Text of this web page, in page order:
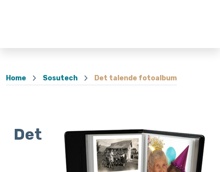
Home Sosutech Det talende fotoalbum
Det